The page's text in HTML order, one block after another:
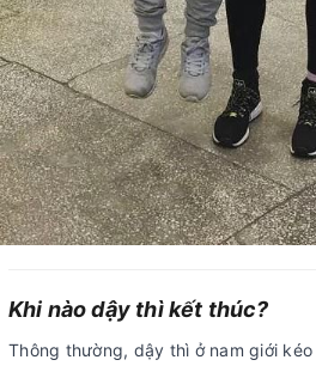
Khi nào dậy thì kết thúc?
Thông thường, dậy thì ở nam giới